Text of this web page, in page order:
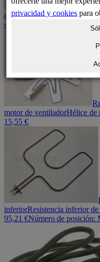
de hornoBandeja rejilla
stock
motor de ventiladorHélice de
15,55 €
inferiorResistencia inferior
95,21 €Número de posición:
privacidad y cookies para